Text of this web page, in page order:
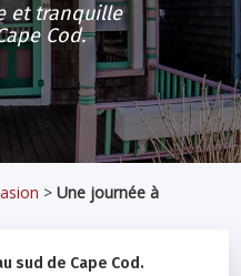
et tranquille
Cod.
>Une journée à
sud de Cape Cod.